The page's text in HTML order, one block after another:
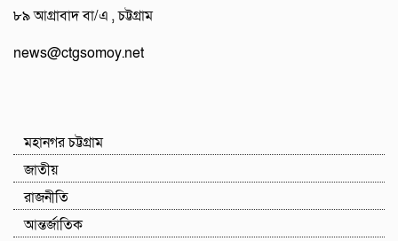
৮৯ আগ্রাবাদ বা/এ , চট্টগ্রাম
news@ctgsomoy.net
মহানগর চট্টগ্রাম
জাতীয়
রাজনীতি
আন্তর্জাতিক